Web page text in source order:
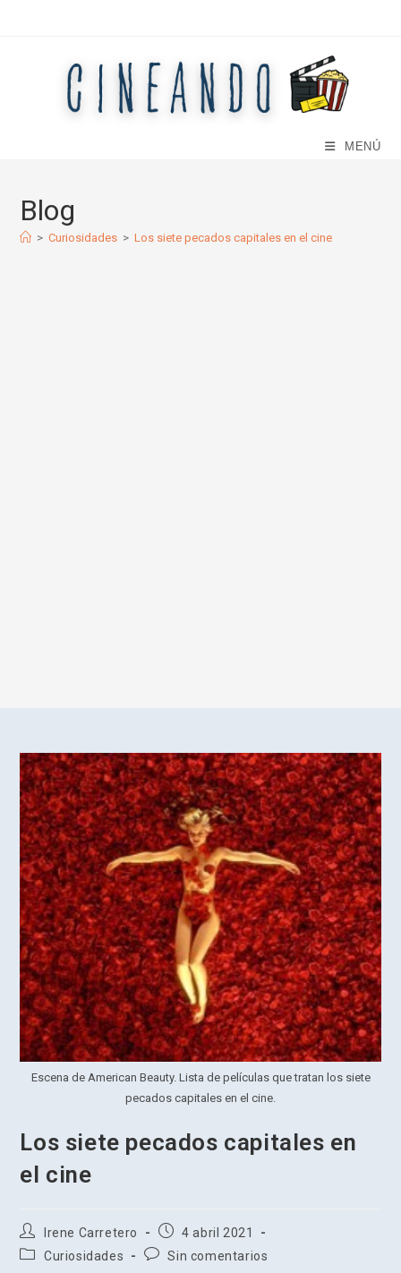
MENÚ
Blog
> Curiosidades > Los siete pecados capitales en el cine
Escena de American Beauty. Lista de películas que tratan los siete
pecados capitales en el cine.
Los siete pecados capitales en
el cine
Autor
de
la
Irene Carretero
Publicación
de
la
4 abril 2021
Categoría
Curiosidades
Comentarios
Sin comentarios